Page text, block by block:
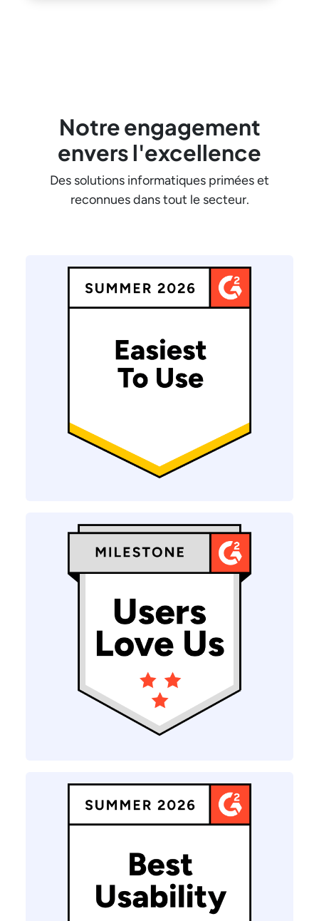
Notre engagement
envers l'excellence
Des solutions informatiques primées et
reconnues dans tout le secteur.